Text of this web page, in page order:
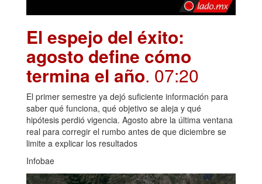
El espejo del éxito:
agosto define cómo
termina el año. 07:20
El primer semestre ya dejó suficiente información para
saber qué funciona, qué objetivo se aleja y qué
hipótesis perdió vigencia. Agosto abre la última ventana
real para corregir el rumbo antes de que diciembre se
limite a explicar los resultados
Infobae